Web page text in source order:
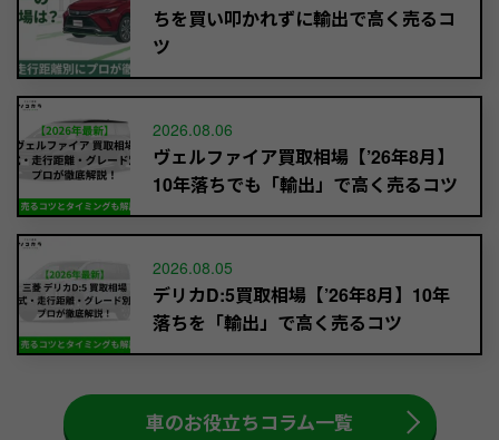
ちを買い叩かれずに輸出で高く売るコ
ツ
2026.08.06
ヴェルファイア買取相場【’26年8月】
10年落ちでも「輸出」で高く売るコツ
2026.08.05
デリカD:5買取相場【’26年8月】10年
落ちを「輸出」で高く売るコツ
車のお役立ちコラム一覧